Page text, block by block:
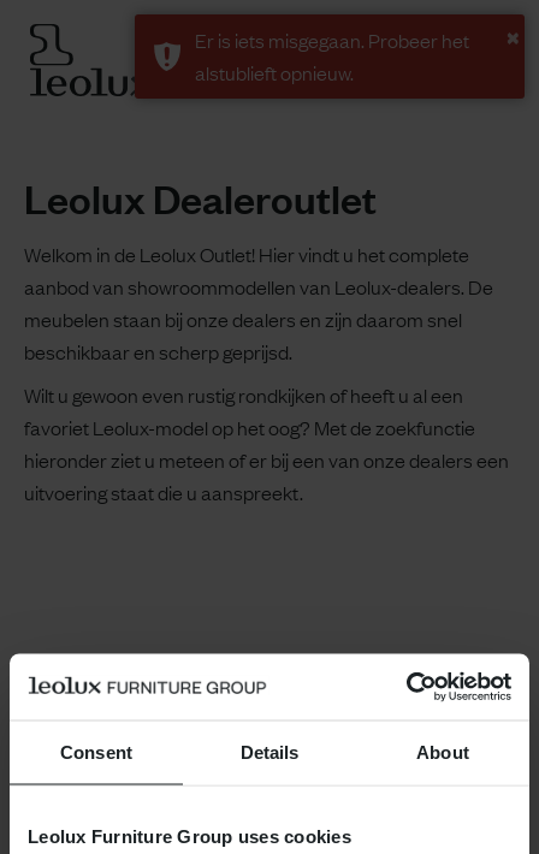
Consent Details About
Leolux Furniture Group uses cookies
Leolux Dealeroutlet
Welkom in de Leolux Outlet! Hier vindt u het complete
aanbod van showroommodellen van Leolux-dealers. De
meubelen staan bij onze dealers en zijn daarom snel
beschikbaar en scherp geprijsd.
Wilt u gewoon even rustig rondkijken of heeft u al een
favoriet Leolux-model op het oog? Met de zoekfunctie
hieronder ziet u meteen of er bij een van onze dealers een
uitvoering staat die u aanspreekt.
×
Er is iets misgegaan. Probeer het
alstublieft opnieuw.